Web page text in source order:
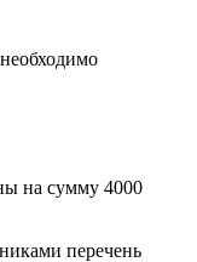
на сумму 4000
перечень